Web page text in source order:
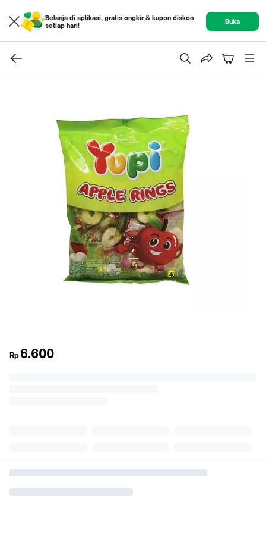
Belanja di aplikasi, gratis ongkir & kupon diskon
setiap hari!
Buka
Rp 6.600